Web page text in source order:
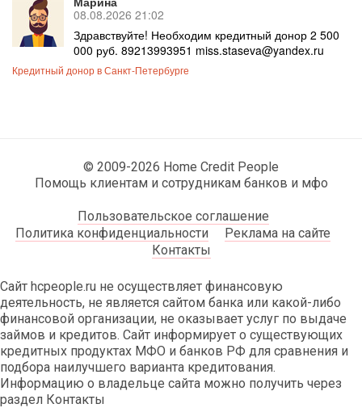
08.08.2026 21:02
Здравствуйте! Необходим кредитный донор 2 500
000 руб. 89213993951 miss.staseva@yandex.ru
Кредитный донор в Санкт-Петербурге
© 2009-2026 Home Credit People
Помощь клиентам и сотрудникам банков и мфо
Пользовательское соглашение
Политика конфиденциальности
Реклама на сайте
Контакты
Сайт hcpeople.ru не осуществляет финансовую
деятельность, не является сайтом банка или какой-либо
финансовой организации, не оказывает услуг по выдаче
займов и кредитов. Сайт информирует о существующих
кредитных продуктах МФО и банков РФ для сравнения и
подбора наилучшего варианта кредитования.
Информацию о владельце сайта можно получить через
раздел Контакты